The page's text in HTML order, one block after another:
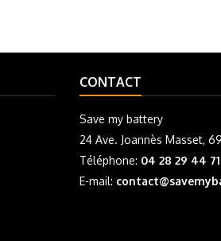
CONTACT
Save my battery
24 Ave. Joannès Masset,
Téléphone: 04 28 29 44 71
E-mail: